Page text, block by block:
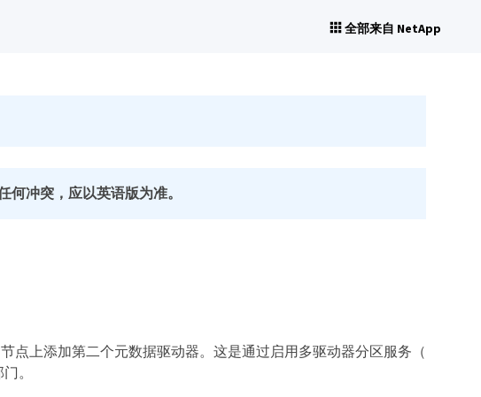
全部来自 NetApp
冲突，应以英语版为准。
点上添加第二个元数据驱动器。这是通过启用多驱动器分区服务（
。